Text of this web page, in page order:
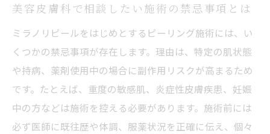
美容皮膚科で相談したい施術の禁忌事項とは
ミラノリピールをはじめとするピーリング施術には、い
くつかの禁忌事項が存在します。理由は、特定の肌状態
や持病、薬剤使用中の場合に副作用リスクが高まるため
です。たとえば、重度の敏感肌、炎症性皮膚疾患、妊娠
中の方などは施術を控える必要があります。施術前には
必ず医師に既往歴や体調、服薬状況を正確に伝え、個々